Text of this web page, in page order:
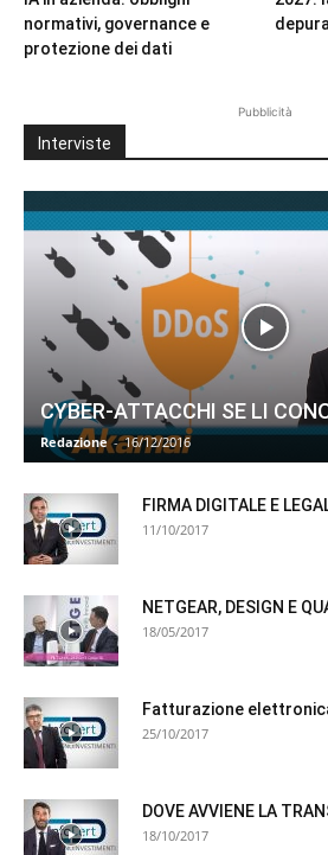
normativi, governance e
protezione dei dati
Pubblicità
Interviste
CYBER-ATTACCHI SE LI
Redazione - 16/12/2016
FIRMA DIGITALE E
11/10/2017
NETGEAR, DESIGN E
18/05/2017
Fatturazione
25/10/2017
DOVE AVVIENE LA
18/10/2017